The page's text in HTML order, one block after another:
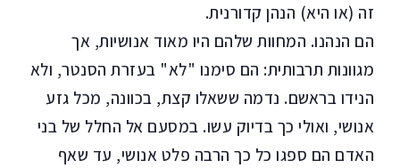
זה (או היא) הנהן קדורנית.
הם הנהנו. המחוות שלהם היו מאוד אנושיות, אך
מגוונות תרבותית: הם סימנו "לא" בעזרת הסנטר, ולא
הנידו בראשם. נדמה ששאלו קצת, בכוונה, מכל גזע
אנושי, ואולי כך בדיוק עשו. במסעם אל החלל של בני
האדם הם ספגו כל כך הרבה פלט אנושי, עד שאף